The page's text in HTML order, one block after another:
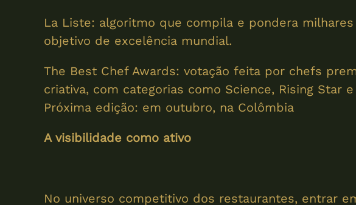
La Liste: algoritmo que compila e pondera
objetivo de excelência mundial.
The Best Chef Awards: votação feita por chefs
criativa, com categorias como Science, Rising Star
Próxima edição: em outubro, na Colômbia
A visibilidade como ativo
No universo competitivo dos restaurantes, entrar